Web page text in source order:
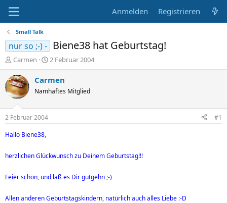
Anmelden Registrieren
Small Talk
nur so ;-) - Biene38 hat Geburtstag!
E
r
s
t
e
l
e
r
Carmen
E
r
s
e
t
2 Februar 2004
Carmen
Namhaftes Mitglied
2 Februar 2004
#1
Hallo Biene38,
herzlichen Glückwunsch zu Deinem Geburtstag!!!
Feier schön, und laß es Dir gutgehn ;-)
Allen anderen Geburtstagskindern, natürlich auch alles Liebe :-D